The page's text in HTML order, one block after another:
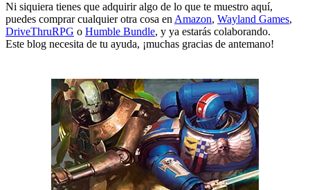
Ni siquiera tienes que adquirir algo de lo que te muestro aquí,
puedes comprar cualquier otra cosa en Amazon, Wayland Games,
DriveThruRPG o Humble Bundle, y ya estarás colaborando.
Este blog necesita de tu ayuda, ¡muchas gracias de antemano!